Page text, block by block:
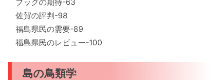
ブックの期待-63
佐賀の評判-98
福島県民の需要-89
福島県民のレビュー-100
島の鳥類学